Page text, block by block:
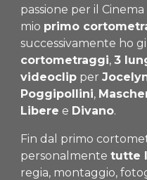
passione per il
mio primo
successivamente ho
cortometraggi,3
videoclip per
Poggipollini,
Libere e Divano.
Fin dal primo
personalmentetutte
regia, montaggio,